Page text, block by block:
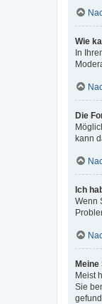
Wie
In
Die
kann
Ich
Wenn
Meine
Meist
Sie